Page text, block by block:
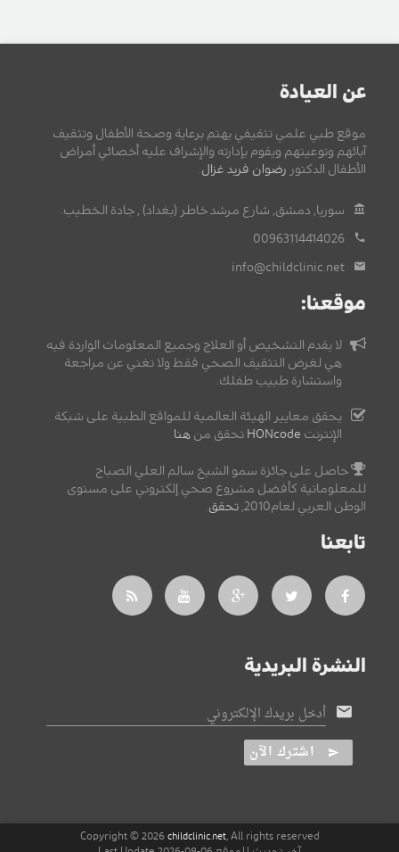
عن العيادة
موقع طبي علمي تثقيفي يهتم برعاية وصحة الأطفال وتثقيف
آبائهم وتوعيتهم ويقوم بإدارته والإشراف عليه أخصائي أمراض
الأطفال الدكتور رضوان فريد غزال
سوريا, دمشق, شارع مرشد خاطر (بغداد) , جادة الخطيب.
00963114414026
info@childclinic.net
موقعنا:
لا يقدم التشخيص أو العلاج وجميع المعلومات الواردة فيه
هي لغرض التثقيف الصحي فقط ولا تغني عن مراجعة
واستشارة طبيب طفلك.
يحقق معايير الهيئة العالمية للمواقع الطبية على شبكة
الإنترنت HONcode تحقق من هنا
حاصل على جائزة سمو الشيخ سالم العلي الصباح
للمعلوماتية كأفضل مشروع صحي إلكتروني على مستوى
الوطن العربي لعام2010,
تحقق
تابعنا
النشرة البريدية
أدخل بريدك الإلكتروني
اشترك الآن
Copyright © 2026 childclinic.net, All rights reserved